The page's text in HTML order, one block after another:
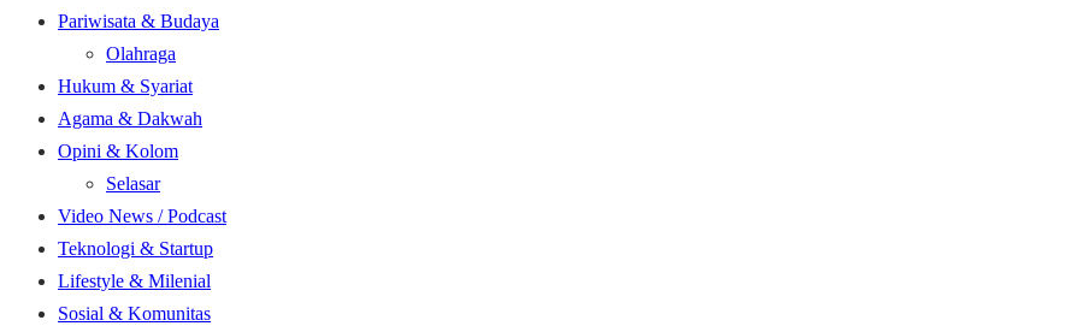
Pariwisata & Budaya
Olahraga
Hukum & Syariat
Agama & Dakwah
Opini & Kolom
Selasar
Video News / Podcast
Teknologi & Startup
Lifestyle & Milenial
Sosial & Komunitas